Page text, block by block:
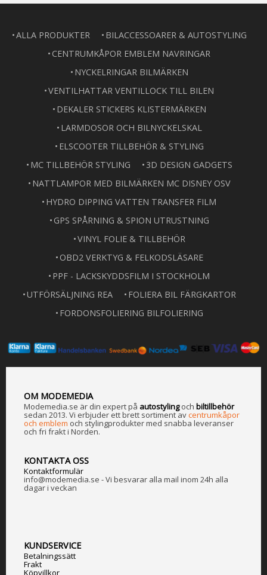
ALLA PRODUKTER
BILACCESSOARER & AUTOSTYLING
CENTRUMKÅPOR EMBLEM NAVRINGAR
NYCKELRINGAR BILMÄRKEN
VENTILHATTAR VENTILLOCK TILL BILEN
DEKALER STICKERS KLISTERMÄRKEN
LARMDOSOR OCH BILNYCKELSKAL
ELSCOOTER TILLBEHÖR & STYLING
MC TILLBEHÖR STYLING
3D DESIGN GADGETS
NATTLAMPOR MED BILMÄRKEN MC DISNEY OSV
HYDRO DIPPING VATTEN TRANSFER FILM
GPS SPÅRNING & SPION UTRUSTNING
VINYL FOLIE & TILLBEHÖR
OBD2 VERKTYG & FELKODSLÄSARE
PPF - LACKSKYDDSFILM I STOCKHOLM
UTFÖRSÄLJNING REA
FOLIERA BIL FÄRGKARTOR
FORDONSFOLIERING BILFOLIERING
OM MODEMEDIA
Modemedia.se är din expert på autostylingoch biltillbehör
sedan 2013. Vi erbjuder ett brett sortiment avcentrumkåpor
och emblem och stylingprodukter med snabba leveranser
och fri frakt i Norden.
KONTAKTA OSS
Kontaktformulär
info@modemedia.se - Vi besvarar alla mail inom 24h alla
dagar i veckan
KUNDSERVICE
Betalningssätt
Frakt
Köpvillkor